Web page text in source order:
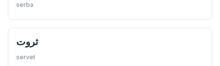
serba
ثروت
servet